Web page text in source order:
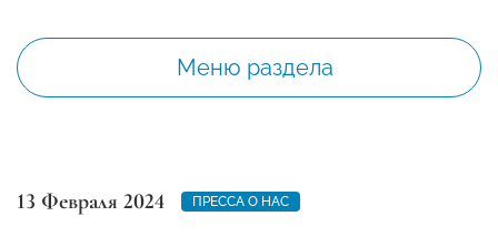
Меню раздела
13 Февраля 2024 ПРЕССА О НАС